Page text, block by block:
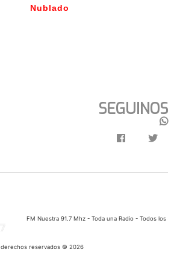
Nublado
SEGUINOS
FM Nuestra 91.7 Mhz - Toda una Radio - Todos los
derechos reservados © 2026